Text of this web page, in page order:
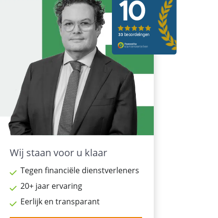
Wij staan voor u klaar
Tegen financiële dienstverleners
20+ jaar ervaring
Eerlijk en transparant